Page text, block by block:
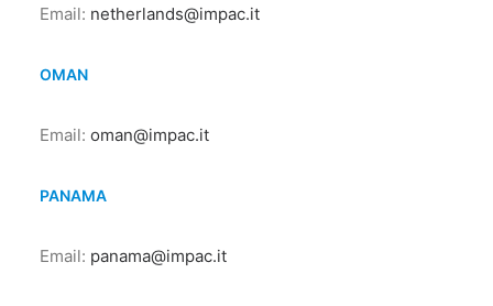
Email: netherlands@impac.it
OMAN
Email: oman@impac.it
PANAMA
Email: panama@impac.it